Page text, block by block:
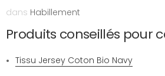
dans Habillement
Produits conseillés pour
Tissu Jersey Coton Bio Navy